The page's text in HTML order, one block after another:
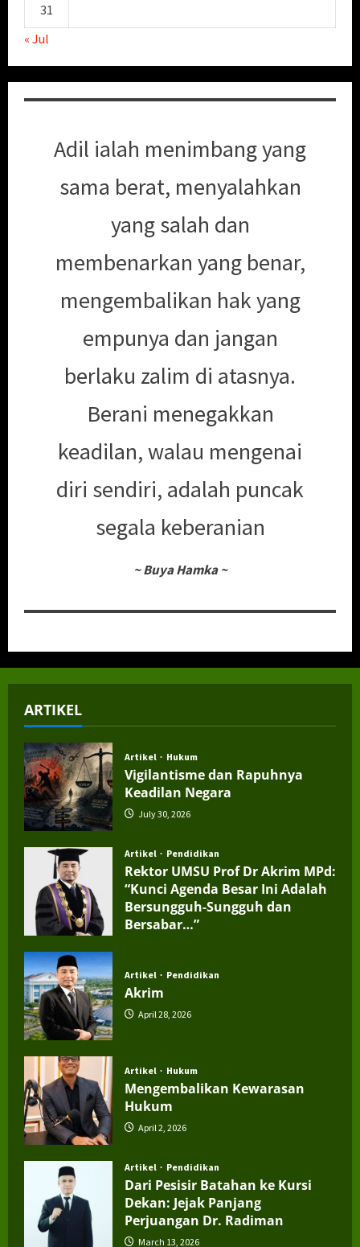
31
« Jul
Adil ialah menimbang yang
sama berat, menyalahkan
yang salah dan
membenarkan yang benar,
mengembalikan hak yang
empunya dan jangan
berlaku zalim di atasnya.
Berani menegakkan
keadilan, walau mengenai
diri sendiri, adalah puncak
segala keberanian
~ Buya Hamka ~
ARTIKEL
Artikel Hukum
Vigilantisme dan Rapuhnya
Keadilan Negara
July 30, 2026
Artikel Pendidikan
Rektor UMSU Prof Dr Akrim MPd:
“Kunci Agenda Besar Ini Adalah
Bersungguh-Sungguh dan
Bersabar…”
Artikel Pendidikan
Akrim
April 28, 2026
Artikel Hukum
Mengembalikan Kewarasan
Hukum
April 2, 2026
Artikel Pendidikan
Dari Pesisir Batahan ke Kursi
Dekan: Jejak Panjang
Perjuangan Dr. Radiman
March 13, 2026